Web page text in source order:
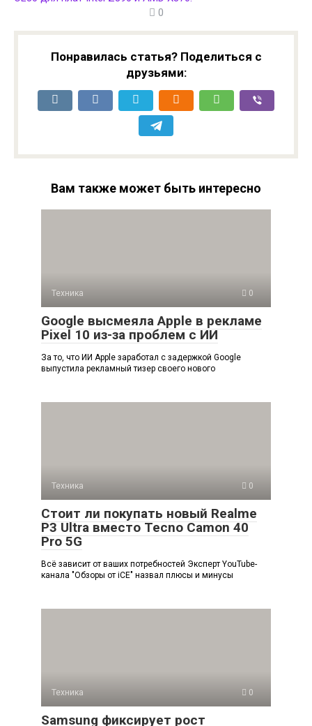
0
Понравилась статья? Поделиться с
друзьями:
Вам также может быть интересно
Техника 0
Google высмеяла Apple в рекламе
Pixel 10 из-за проблем с ИИ
За то, что ИИ Apple заработал с задержкой Google
выпустила рекламный тизер своего нового
Техника 0
Стоит ли покупать новый Realme
P3 Ultra вместо Tecno Camon 40
Pro 5G
Всё зависит от ваших потребностей Эксперт YouTube-
канала "Обзоры от iCE" назвал плюсы и минусы
Техника 0
Samsung фиксирует рост